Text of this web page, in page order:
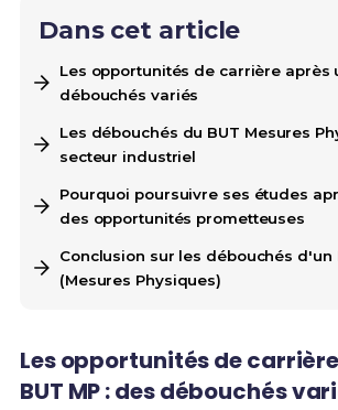
Dans cet article
Les opportunités de carrière après
débouchés variés
Les débouchés du BUT Mesures
secteur industriel
Pourquoi poursuivre ses études
des opportunités prometteuses
Conclusion sur les débouchés d'un
(Mesures Physiques)
Les opportunités de
BUT MP : des débouchés